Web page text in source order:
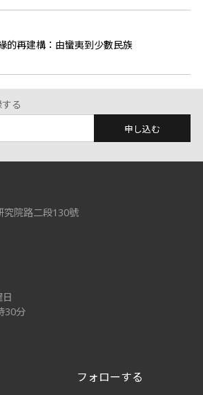
的再建構：由蠻夷到少數民族
る
申し込む
究院路二段130號
30分
フォローする